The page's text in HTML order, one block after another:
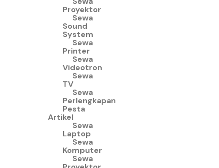
Proyektor
Sewa
Sound
System
Sewa
Printer
Sewa
Videotron
Sewa
TV
Sewa
Perlengkapan
Pesta
Artikel
Sewa
Laptop
Sewa
Komputer
Sewa